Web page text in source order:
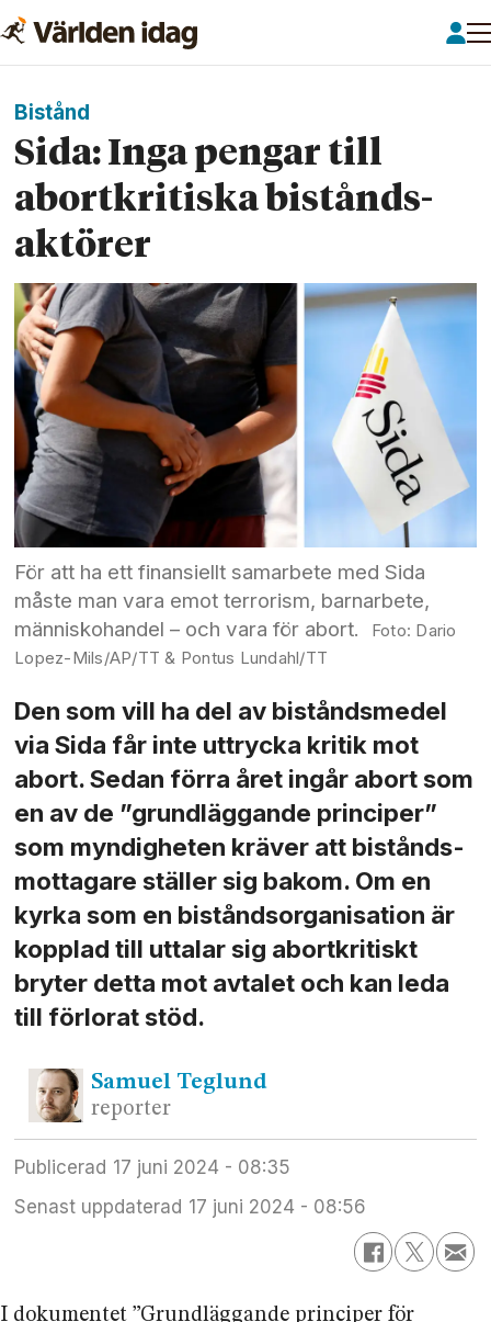
Bistånd
Sida: Inga pengar till
abort­kritiska bistånds­
aktörer
För att ha ett finansiellt samarbete med Sida
måste man vara emot terrorism, barnarbete,
människohandel – och vara för abort.
Dario
Lopez-Mils/AP/TT & Pontus Lundahl/TT
Den som vill ha del av biståndsmedel
via Sida får inte uttrycka kritik mot
abort. Sedan förra året ingår abort som
en av de ”grund­läggande principer”
som myndigheten kräver att bistånds­
mottagare ställer sig bakom. Om en
kyrka som en bistånds­organisation är
kopplad till uttalar sig abort­kritiskt
bryter detta mot avtalet och kan leda
till förlorat stöd.
Samuel Teglund
reporter
Publicerad
17 juni 2024 - 08:35
Senast uppdaterad
17 juni 2024 - 08:56
I dokumentet ”Grundläggande principer för